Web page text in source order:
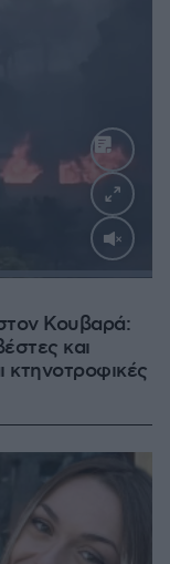
Κουβαρά:
και
κτηνοτροφικές